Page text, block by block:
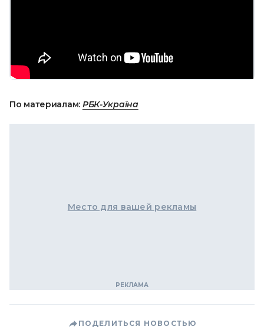
По материалам: РБК-Україна
Место для вашей рекламы
ПОДЕЛИТЬСЯ НОВОСТЬЮ